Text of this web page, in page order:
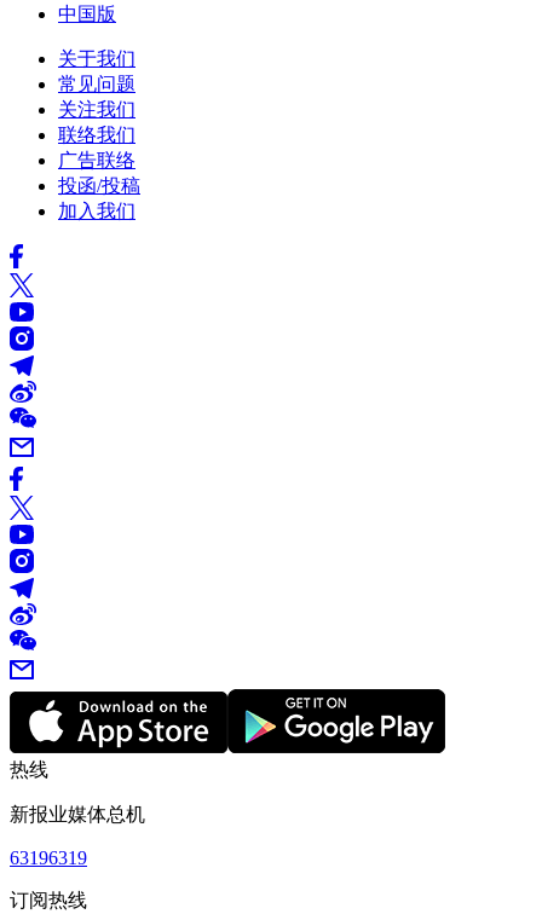
中国版
关于我们
常见问题
关注我们
联络我们
广告联络
投函/投稿
加入我们
热线
新报业媒体总机
63196319
订阅热线